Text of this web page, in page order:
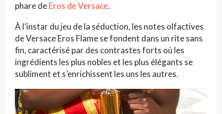
phare deEros de Versace.
À l’instar du jeu de la séduction, les notes olfactives
de Versace Eros Flame se fondent dans un rite sans
fin, caractérisé par des contrastes forts où les
ingrédients les plus nobles et les plus élégants se
subliment et s’enrichissent les uns les autres.